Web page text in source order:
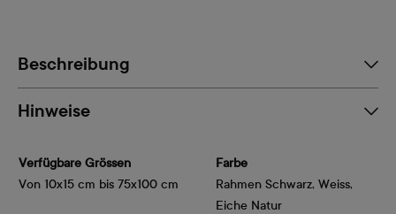
Beschreibung
Hinweise
Verfügbare Grössen
Von 10x15 cm bis 75x100 cm
Farbe
Rahmen Schwarz, Weiss,
Eiche Natur